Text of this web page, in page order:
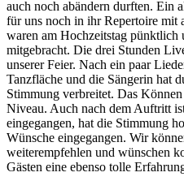
auch noch abändern durften. Ein
für uns noch in ihr Repertoire mit
waren am Hochzeitstag pünktlich
mitgebracht. Die drei Stunden
unserer Feier. Nach ein paar
Tanzfläche und die Sängerin hat
Stimmung verbreitet. Das
Niveau. Auch nach dem Auftritt
eingegangen, hat die Stimmung
Wünsche eingegangen. Wir
weiterempfehlen und wünschen
Gästen eine ebenso tolle